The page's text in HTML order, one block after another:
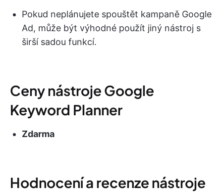
Pokud neplánujete spouštět kampaně Google
Ad, může být výhodné použít jiný nástroj s
širší sadou funkcí.
Ceny nástroje Google
Keyword Planner
Zdarma
Hodnocení a recenze nástroje